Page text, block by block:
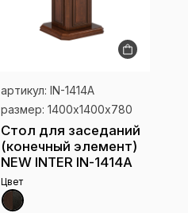
артикул: IN-1414A
размер: 1400х1400х780
Стол для заседаний
(конечный элемент)
NEW INTER IN-1414A
Цвет